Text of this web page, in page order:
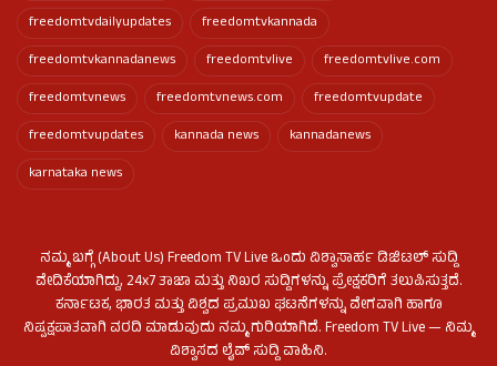
freedomtvdailyupdates
freedomtvkannada
freedomtvkannadanews
freedomtvlive
freedomtvlive.com
freedomtvnews
freedomtvnews.com
freedomtvupdate
freedomtvupdates
kannada news
kannadanews
karnataka news
ನಮ್ಮ ಬಗ್ಗೆ (About Us) Freedom TV Live ಒಂದು ವಿಶ್ವಾಸಾರ್ಹ ಡಿಜಿಟಲ್ ಸುದ್ದಿ
ವೇದಿಕೆಯಾಗಿದ್ದು, 24x7 ತಾಜಾ ಮತ್ತು ನಿಖರ ಸುದ್ದಿಗಳನ್ನು ಪ್ರೇಕ್ಷಕರಿಗೆ ತಲುಪಿಸುತ್ತದೆ.
ಕರ್ನಾಟಕ, ಭಾರತ ಮತ್ತು ವಿಶ್ವದ ಪ್ರಮುಖ ಘಟನೆಗಳನ್ನು ವೇಗವಾಗಿ ಹಾಗೂ
ನಿಷ್ಪಕ್ಷಪಾತವಾಗಿ ವರದಿ ಮಾಡುವುದು ನಮ್ಮ ಗುರಿಯಾಗಿದೆ. Freedom TV Live — ನಿಮ್ಮ
ವಿಶ್ವಾಸದ ಲೈವ್ ಸುದ್ದಿ ವಾಹಿನಿ.